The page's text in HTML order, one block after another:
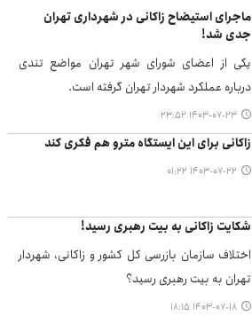
ماجرای استیضاح زاکانی در شهرداری تهران
جدی شد!
یکی از اعضای شورای شهر تهران مواضع تندی
درباره عملکرد شهردار تهران گرفته است.
۱۴۰۳-۰۷-۲۳ ۲۳:۵۲
زاکانی برای این ایستگاه مترو هم فکری کند
۱۴۰۳-۰۷-۲۲ ۰۱:۲۲
شکایت زاکانی به بیت رهبری رسید!
اختلاف سازمان بازرسی کل کشور و زاکانی، شهردار
تهران به بیت رهبری رسید؟
۱۴۰۳-۰۷-۱۸ ۱۸:۱۵